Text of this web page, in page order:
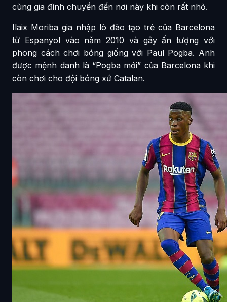
cùng gia đình chuyển đến nơi này khi còn rất nhỏ.
Ilaix Moriba gia nhập lò đào tạo trẻ của Barcelona
từ Espanyol vào năm 2010 và gây ấn tượng với
phong cách chơi bóng giống với Paul Pogba. Anh
được mệnh danh là “Pogba mới” của Barcelona khi
còn chơi cho đội bóng xứ Catalan.